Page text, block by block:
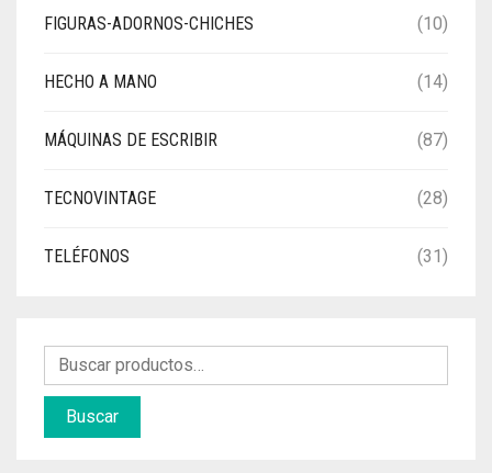
FIGURAS-ADORNOS-CHICHES (10)
HECHO A MANO (14)
MÁQUINAS DE ESCRIBIR (87)
TECNOVINTAGE (28)
TELÉFONOS (31)
Buscar